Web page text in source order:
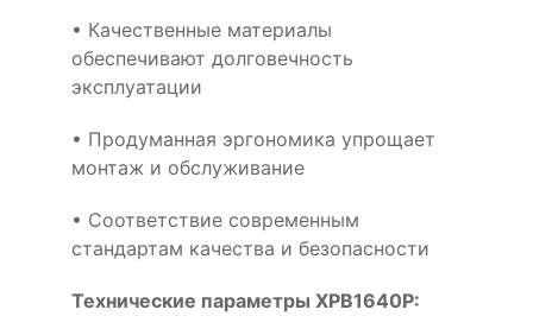
• Качественные материалы
обеспечивают долговечность
эксплуатации
• Продуманная эргономика упрощает
монтаж и обслуживание
• Соответствие современным
стандартам качества и безопасности
Технические параметры XPB1640P: